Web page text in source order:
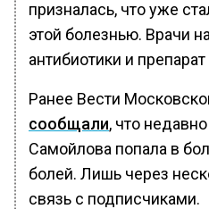
призналась, что уже
этой болезнью. Врачи
антибиотики и препарат
Ранее Вести
сообщали, что
Самойлова попала в
болей. Лишь через
связь с подписчиками.